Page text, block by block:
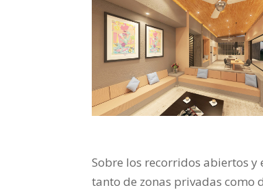
Sobre los recorridos abiertos
tanto de zonas privadas como